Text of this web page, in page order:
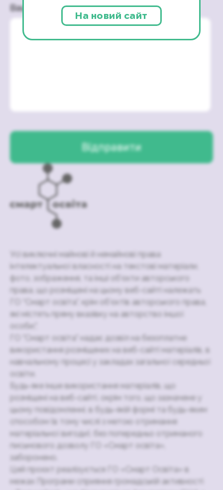
Ваше повідомлення
Усі виключні майнові й немайнові права
інтелектуальної власності на текстові матеріали,
фото, зображення, та інші об’єкти авторського
права, що розміщені на цьому веб-сайті належать
ГО “Смарт освіта”, крім об’єктів авторського права,
які містять пряму вказівку на авторство іншої
особи;".
ГО "Смарт освіта" надає дозвіл на безоплатне
використання розміщених на веб-сайті матеріалів, в
навчальному процесі у закладах загальної середньої
освіти.
Будь-яке інше використання матеріалів, що
розміщені на веб-сайті, окрім того, що зазначене у
цьому повідомленні, в будь-якій формі та будь-яким
способом (в тому числі з метою отримання
матеріальної вигоди), без попередньо отриманого
письмового дозволу ГО «Смарт освіта»,
заборонено.
Цей проєкт реалізується ГО «Смарт Освіта» в
межах Програми сприяння громадській активності
На новий сайт